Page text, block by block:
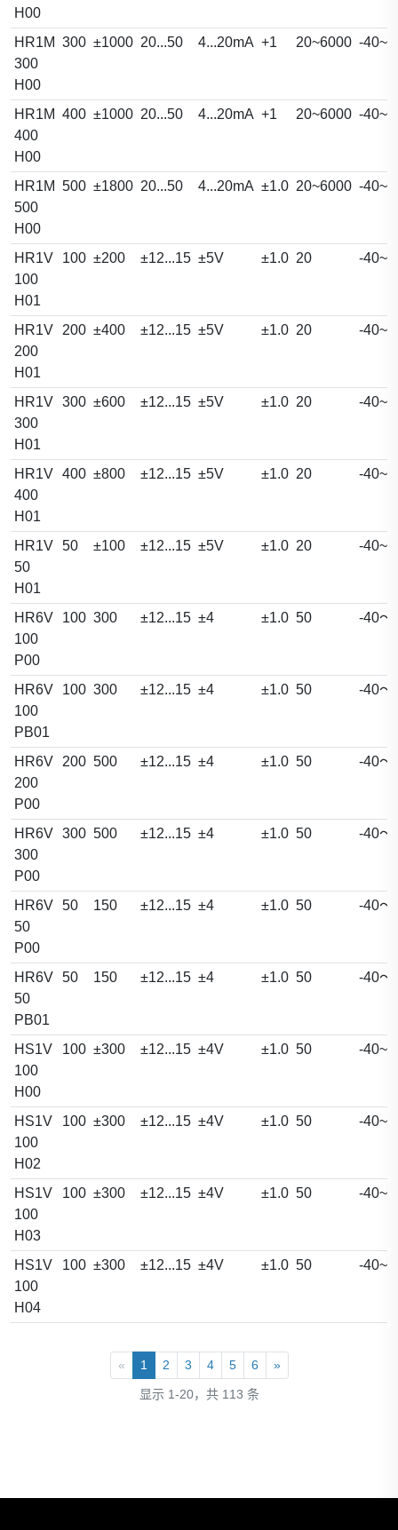
H00
HR1M
300
H00
300 ±1000 20...50 4...20mA +1 20~6000 -
HR1M
400
H00
400 ±1000 20...50 4...20mA +1 20~6000 -
HR1M
500
H00
500 ±1800 20...50 4...20mA ±1.0 20~6000 -
HR1V
100
H01
100 ±200 ±12...15 ±5V ±1.0 20 -
HR1V
200
H01
200 ±400 ±12...15 ±5V ±1.0 20 -
HR1V
300
H01
300 ±600 ±12...15 ±5V ±1.0 20 -
HR1V
400
H01
400 ±800 ±12...15 ±5V ±1.0 20 -
HR1V
50
H01
50 ±100 ±12...15 ±5V ±1.0 20 -
HR6V
100
P00
100 300 ±12...15 ±4 ±1.0 50 -40～
HR6V
100
PB01
100 300 ±12...15 ±4 ±1.0 50 -40～
HR6V
200
P00
200 500 ±12...15 ±4 ±1.0 50 -40～
HR6V
300
P00
300 500 ±12...15 ±4 ±1.0 50 -40～
HR6V
50
P00
50 150 ±12...15 ±4 ±1.0 50 -40～
HR6V
50
PB01
50 150 ±12...15 ±4 ±1.0 50 -40～
HS1V
100
H00
100 ±300 ±12...15 ±4V ±1.0 50 -
HS1V
100
H02
100 ±300 ±12...15 ±4V ±1.0 50 -
HS1V
100
H03
100 ±300 ±12...15 ±4V ±1.0 50 -
HS1V
100
H04
100 ±300 ±12...15 ±4V ±1.0 50 -
« 1 2 3 4 5 6 »
显示 1-20，共 113 条